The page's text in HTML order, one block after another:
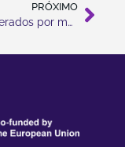
PRÓXIMO
Países liderados por mulheres apresentam menores taxas de mortalidade pelo Covid-19